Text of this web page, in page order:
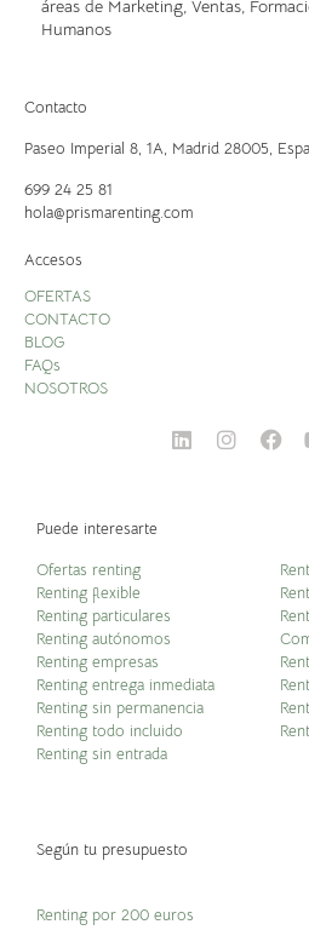
áreas de Marketing, Ventas,
Humanos
Contacto
Paseo Imperial 8, 1A, Madrid 28005,
699 24 25 81
hola@prismarenting.com
Accesos
OFERTAS
CONTACTO
BLOG
FAQs
NOSOTROS
Puede interesarte
Ofertas renting
Renting flexible
Renting particulares
Renting autónomos
Renting empresas
Renting entrega inmediata
Renting sin permanencia
Renting todo incluido
Renting sin entrada
Según tu presupuesto
Renting por 200 euros